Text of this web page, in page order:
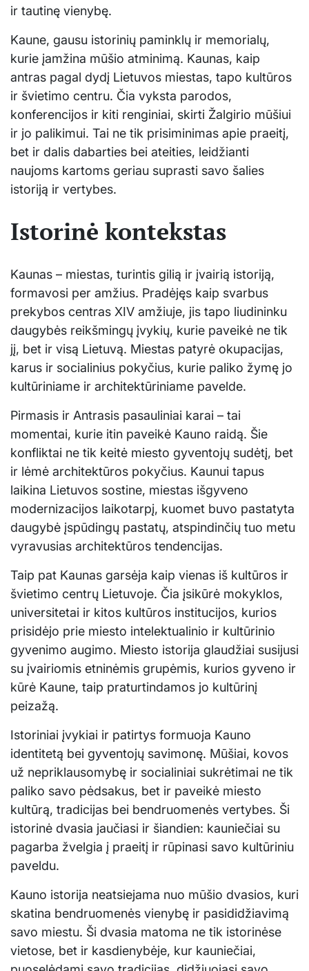
ir tautinę vienybę.
Kaune, gausu istorinių paminklų ir memorialų,
kurie įamžina mūšio atminimą. Kaunas, kaip
antras pagal dydį Lietuvos miestas, tapo kultūros
ir švietimo centru. Čia vyksta parodos,
konferencijos ir kiti renginiai, skirti Žalgirio mūšiui
ir jo palikimui. Tai ne tik prisiminimas apie praeitį,
bet ir dalis dabarties bei ateities, leidžianti
naujoms kartoms geriau suprasti savo šalies
istoriją ir vertybes.
Istorinė kontekstas
Kaunas – miestas, turintis gilią ir įvairią istoriją,
formavosi per amžius. Pradėjęs kaip svarbus
prekybos centras XIV amžiuje, jis tapo liudininku
daugybės reikšmingų įvykių, kurie paveikė ne tik
jį, bet ir visą Lietuvą. Miestas patyrė okupacijas,
karus ir socialinius pokyčius, kurie paliko žymę jo
kultūriniame ir architektūriniame pavelde.
Pirmasis ir Antrasis pasauliniai karai – tai
momentai, kurie itin paveikė Kauno raidą. Šie
konfliktai ne tik keitė miesto gyventojų sudėtį, bet
ir lėmė architektūros pokyčius. Kaunui tapus
laikina Lietuvos sostine, miestas išgyveno
modernizacijos laikotarpį, kuomet buvo pastatyta
daugybė įspūdingų pastatų, atspindinčių tuo metu
vyravusias architektūros tendencijas.
Taip pat Kaunas garsėja kaip vienas iš kultūros ir
švietimo centrų Lietuvoje. Čia įsikūrė mokyklos,
universitetai ir kitos kultūros institucijos, kurios
prisidėjo prie miesto intelektualinio ir kultūrinio
gyvenimo augimo. Miesto istorija glaudžiai susijusi
su įvairiomis etninėmis grupėmis, kurios gyveno ir
kūrė Kaune, taip praturtindamos jo kultūrinį
peizažą.
Istoriniai įvykiai ir patirtys formuoja Kauno
identitetą bei gyventojų savimonę. Mūšiai, kovos
už nepriklausomybę ir socialiniai sukrėtimai ne tik
paliko savo pėdsakus, bet ir paveikė miesto
kultūrą, tradicijas bei bendruomenės vertybes. Ši
istorinė dvasia jaučiasi ir šiandien: kauniečiai su
pagarba žvelgia į praeitį ir rūpinasi savo kultūriniu
paveldu.
Kauno istorija neatsiejama nuo mūšio dvasios, kuri
skatina bendruomenės vienybę ir pasididžiavimą
savo miestu. Ši dvasia matoma ne tik istorinėse
vietose, bet ir kasdienybėje, kur kauniečiai,